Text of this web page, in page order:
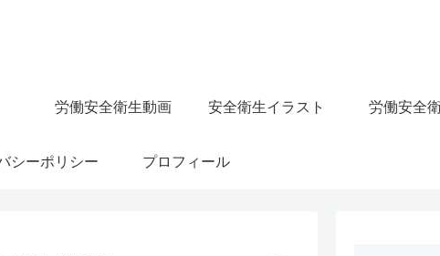
労働安全衛生動画 安全衛生イラスト 労働安全
シーポリシー プロフィール